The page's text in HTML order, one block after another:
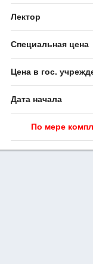
Лектор
Специальная цена
Цена в гос.
Дата начала
По мере